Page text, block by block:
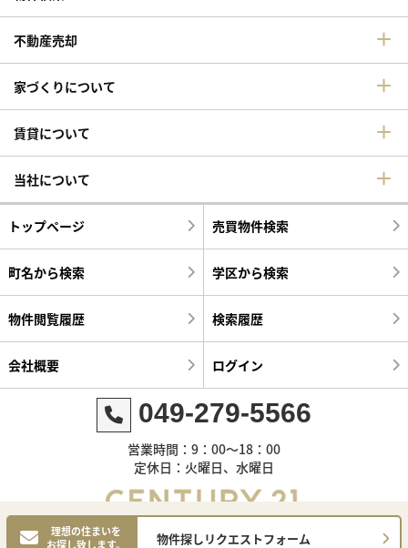
理想の住まいを
お探し致します。
物件探しリクエストフォーム
不動産売却
家づくりについて
賃貸について
当社について
トップページ 売買物件検索
町名から検索 学区から検索
物件閲覧履歴 検索履歴
会社概要 ログイン
049-279-5566
営業時間：9：00～18：00
定休日：火曜日、水曜日